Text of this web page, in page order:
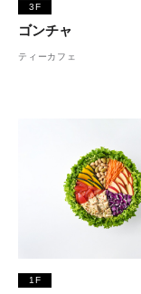
3F
ゴンチャ
ティーカフェ
1F